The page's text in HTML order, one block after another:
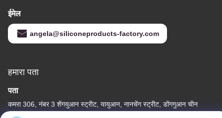
ईमेल
angela@siliconeproducts-factory.com
हमारा पता
पता
कमरा 306, नंबर 3 शेंगयुआन स्ट्रीट, यायुआन, नानचेंग स्ट्रीट, डोंगगुआन चीन